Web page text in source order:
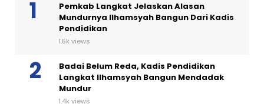
Pemkab Langkat Jelaskan Alasan
Mundurnya Ilhamsyah Bangun Dari Kadis
Pendidikan
1.5k views
Badai Belum Reda, Kadis Pendidikan
Langkat Ilhamsyah Bangun Mendadak
Mundur
1.4k views